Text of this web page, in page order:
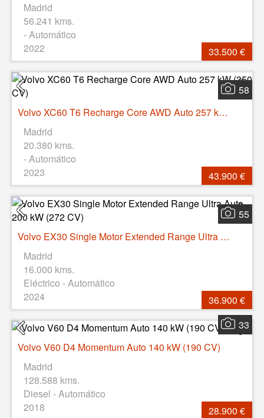
Madrid
56.241 kms.
- Automático
2022
33.500 €
58
Volvo XC60 T6 Recharge Core AWD Auto 257 kW (350 CV)
Madrid
20.380 kms.
- Automático
2023
43.900 €
55
Volvo EX30 Single Motor Extended Range Ultra Auto 200 kW (272 CV)
Madrid
16.000 kms.
Eléctrico - Automático
2024
36.900 €
33
Volvo V60 D4 Momentum Auto 140 kW (190 CV)
Madrid
128.588 kms.
Diesel - Automático
2018
28.900 €